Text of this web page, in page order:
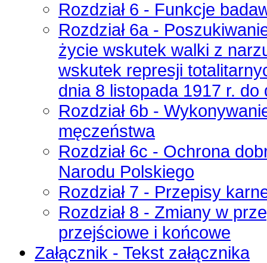
Rozdział 6 - Funkcje
Rozdział 6a -
życie wskutek walki z
wskutek represji
dnia 8 listopada 1917 r. do
Rozdział 6b -
męczeństwa
Rozdział 6c - Ochrona
Narodu Polskiego
Rozdział 7 - Przepisy
Rozdział 8 - Zmiany w
przejściowe i końcowe
Załącznik - Tekst załącznika